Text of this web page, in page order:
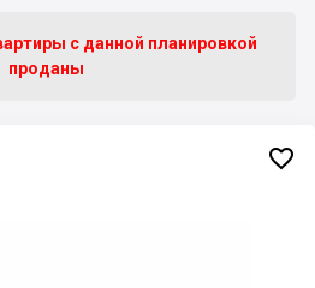
c данной планировкой
проданы
